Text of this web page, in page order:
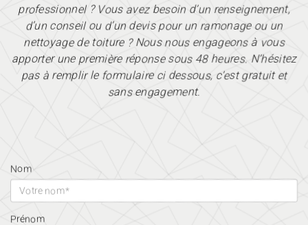
professionnel ? Vous avez besoin d’un renseignement,
d’un conseil ou d’un devis pour un ramonage ou un
nettoyage de toiture ? Nous nous engageons à vous
apporter une première réponse sous 48 heures. N’hésitez
pas à remplir le formulaire ci dessous, c’est gratuit et
sans engagement.
Nom
Prénom